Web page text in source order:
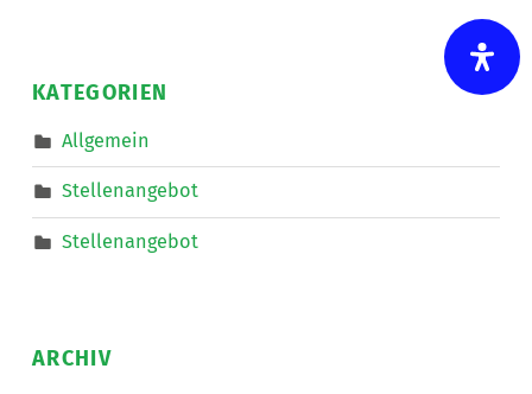
Dienste
für
KATEGORIEN
Allgemein
Stellenangebot
Stellenangebot
ARCHIV